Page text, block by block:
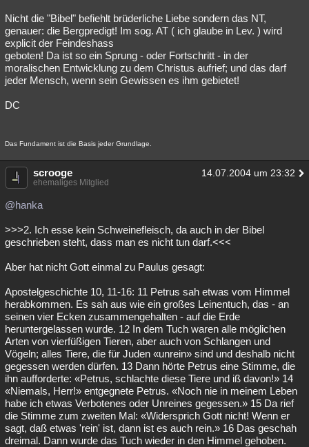
Nicht die "Bibel" befiehlt brüderliche Liebe sondern das NT,
genauer: die Bergpredigt! Im sog. AT ( ich glaube in Lev. ) wird
explicit der Feindeshass
geboten! Da ist so ein Sprung - oder Fortschritt - in der
moralischen Entwicklung zu dem Christus aufrief; und das darf
jeder Mensch, wenn sein Gewissen es ihm gebietet!
DC
Das Fundament ist die Basis jeder Grundlage.
scrooge 14.07.2004 um 23:32
ehemaliges Mitglied
@hanka
>>>2. Ich esse kein Schweinefleisch, da auch in der Bibel
geschrieben steht, dass man es nicht tun darf.<<<
Aber hat nicht Gott einmal zu Paulus gesagt:
Apostelgeschichte 10, 11-16: 11 Petrus sah etwas vom Himmel
herabkommen. Es sah aus wie ein großes Leinentuch, das - an
seinen vier Ecken zusammengehalten - auf die Erde
heruntergelassen wurde. 12 In dem Tuch waren alle möglichen
Arten von vierfüßigen Tieren, aber auch von Schlangen und
Vögeln; alles Tiere, die für Juden «unrein» sind und deshalb nicht
gegessen werden dürfen. 13 Dann hörte Petrus eine Stimme, die
ihn aufforderte: «Petrus, schlachte diese Tiere und iß davon!» 14
«Niemals, Herr!» entgegnete Petrus. «Noch nie in meinem Leben
habe ich etwas Verbotenes oder Unreines gegessen.» 15 Da rief
die Stimme zum zweiten Mal: «Widersprich Gott nicht! Wenn er
sagt, daß etwas 'rein' ist, dann ist es auch rein.» 16 Das geschah
dreimal. Dann wurde das Tuch wieder in den Himmel gehoben.